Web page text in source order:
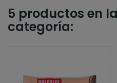
5 productos en
categoría: